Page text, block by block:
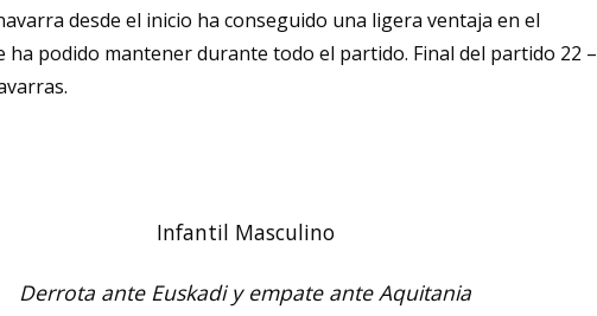
desde el inicio ha conseguido una ligera ventaja en el
ha podido mantener durante todo el partido. Final del partido 22 –
Infantil Masculino
Derrota ante Euskadi y empate ante Aquitania